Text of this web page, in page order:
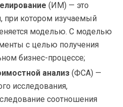
(ИМ) — это
при котором изучаемый
моделью. С моделью
с целью получения
бизнес-процессе;
анализ (ФСА) —
исследования,
соотношения